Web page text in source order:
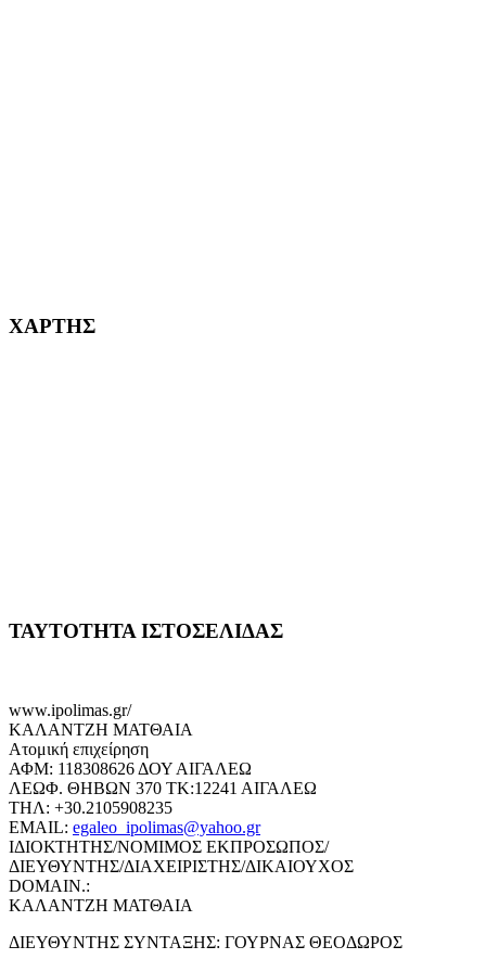
ΧΑΡΤΗΣ
ΤΑΥΤΟΤΗΤΑ ΙΣΤΟΣΕΛΙΔΑΣ
www.ipolimas.gr/
ΚΑΛΑΝΤΖΗ ΜΑΤΘΑΙΑ
Ατομική επιχείρηση
ΑΦΜ: 118308626 ΔΟΥ ΑΙΓΑΛΕΩ
ΛΕΩΦ. ΘΗΒΩΝ 370 ΤΚ:12241 ΑΙΓΑΛΕΩ
ΤΗΛ: +30.2105908235
EMAIL: egaleo_ipolimas@yahoo.gr
ΙΔΙΟΚΤΗΤΗΣ/ΝΟΜΙΜΟΣ ΕΚΠΡΟΣΩΠΟΣ/
ΔΙΕΥΘΥΝΤΗΣ/ΔΙΑΧΕΙΡΙΣΤΗΣ/ΔΙΚΑΙΟΥΧΟΣ
DOMAIN.:
ΚΑΛΑΝΤΖΗ ΜΑΤΘΑΙΑ
ΔΙΕΥΘΥΝΤΗΣ ΣΥΝΤΑΞΗΣ: ΓΟΥΡΝΑΣ ΘΕΟΔΩΡΟΣ